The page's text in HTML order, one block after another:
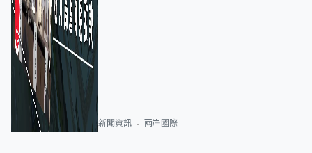
新聞資訊 兩岸國際